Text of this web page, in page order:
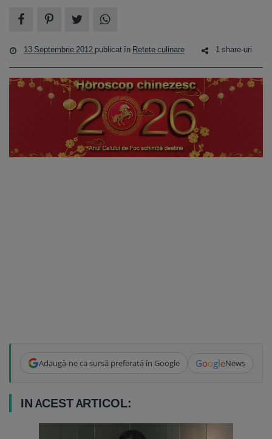
13 Septembrie 2012 publicat în Retete culinare 1 share-uri
Adaugă-ne ca sursă preferată în Google GoogleNews
IN ACEST ARTICOL: